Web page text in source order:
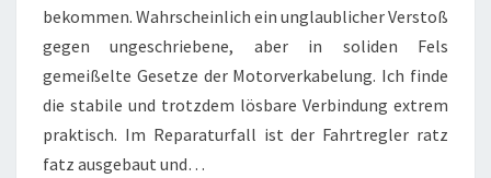
bekommen. Wahrscheinlich ein unglaublicher Verstoß
gegen ungeschriebene, aber in soliden Fels
gemeißelte Gesetze der Motorverkabelung. Ich finde
die stabile und trotzdem lösbare Verbindung extrem
praktisch. Im Reparaturfall ist der Fahrtregler ratz
fatz ausgebaut und…